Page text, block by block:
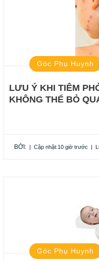
Góc Phụ Huynh
LƯU Ý KHI TIÊM
KHÔNG THỂ BỎ
BỞI: | Cập nhật:10 giờ trước |
Góc Phụ Huynh